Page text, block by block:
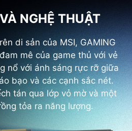
NGHỆ THUẬT
di sản của MSI, GAMING
mê của game thủ với vẻ
nổ với ánh sáng rực rỡ giữa
bạo và các cạnh sắc nét.
tán qua lớp vỏ mờ và một
tỏa ra năng lượng.